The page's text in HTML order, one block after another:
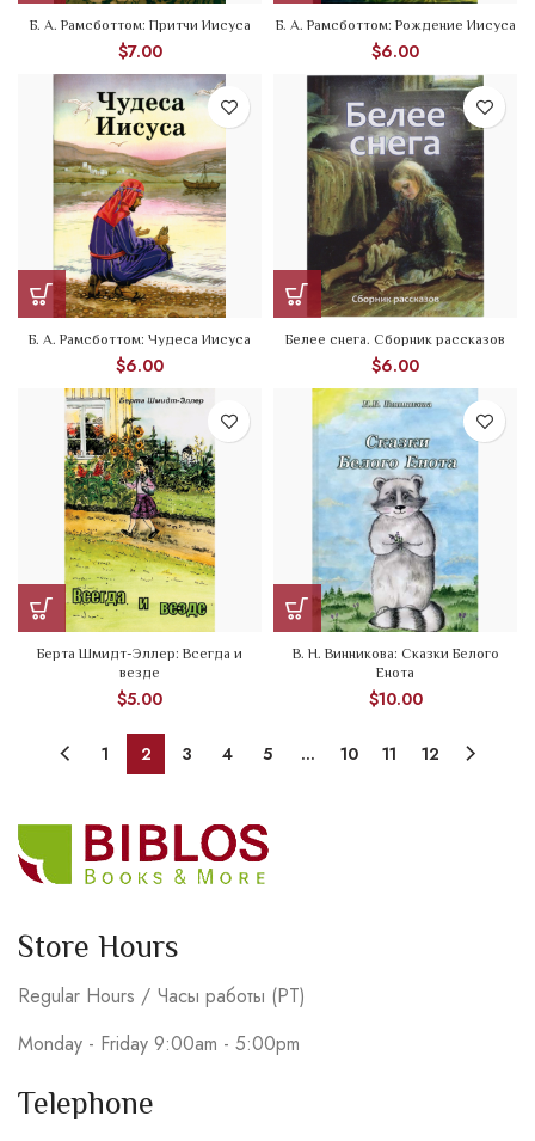
Б. А. Рамсботтом: Притчи Иисуса
$7.00
Б. А. Рамсботтом: Рождение Иисуса
$6.00
Б. А. Рамсботтом: Чудеса Иисуса
$6.00
Белее снега. Сборник рассказов
$6.00
Берта Шмидт-Эллер: Всегда и
везде
$5.00
В. Н. Винникова: Сказки Белого
Енота
$10.00
1 2 3 4 5 … 10 11 12
Store Hours
Regular Hours / Часы работы (PT)
Monday - Friday 9:00am - 5:00pm
Telephone